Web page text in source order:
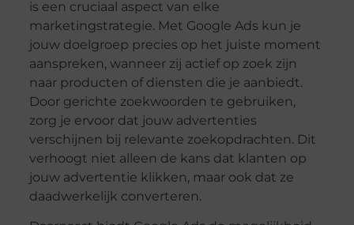
is een cruciaal aspect van elke
marketingstrategie. Met Google Ads kun je
jouw doelgroep precies op het juiste moment
aanspreken, wanneer zij actief op zoek zijn
naar producten of diensten die je aanbiedt.
Door gerichte zoekwoorden te gebruiken,
zorg je ervoor dat jouw advertenties
verschijnen bij relevante zoekopdrachten. Dit
verhoogt niet alleen de kans dat klanten op
jouw advertentie klikken, maar ook dat ze
daadwerkelijk converteren.